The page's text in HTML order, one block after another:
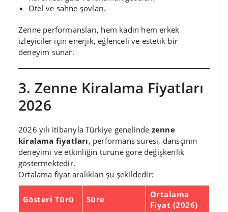
Otel ve sahne şovları.
Zenne performansları, hem kadın hem erkek
izleyiciler için enerjik, eğlenceli ve estetik bir
deneyim sunar.
3. Zenne Kiralama Fiyatları
2026
2026 yılı itibarıyla Türkiye genelinde zenne
kiralama fiyatları, performans süresi, dansçının
deneyimi ve etkinliğin türüne göre değişkenlik
göstermektedir.
Ortalama fiyat aralıkları şu şekildedir:
Gösteri Türü Süre
Ortalama
Fiyat (2026)